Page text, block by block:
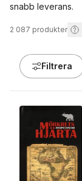
snabb leverans.
2 087 produkter
Filtrera